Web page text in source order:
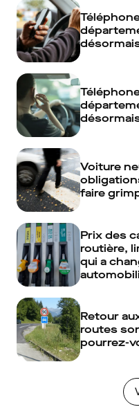
Voiture
faire
Prix des
routière,
qui a
Retour
routes
pourrez-